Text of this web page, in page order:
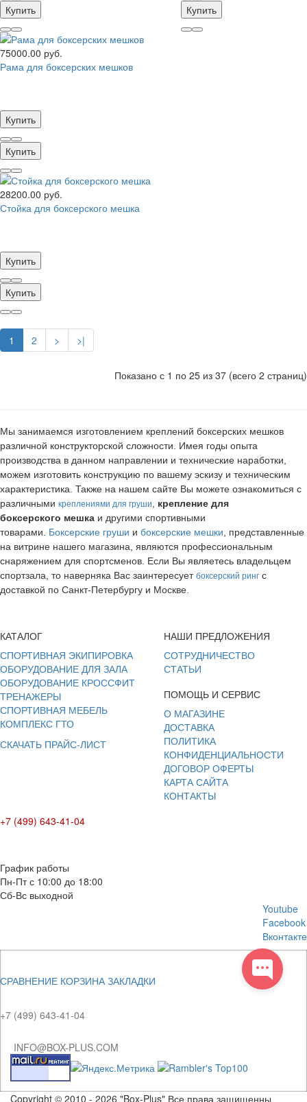
Купить Купить
75000.00 руб.
Рама для боксерских мешков
Купить
Купить
28200.00 руб.
Стойка для боксерского мешка
Купить
Купить
1 2 > >|
Показано с 1 по 25 из 37 (всего 2 страниц)
Мы занимаемся изготовлением креплений боксерских мешков
различной конструкторской сложности. Имея годы опыта
производства в данном направлении и технические наработки,
можем изготовить конструкцию по вашему эскизу и техническим
характеристика. Также на нашем сайте Вы можете ознакомиться с
различными креплениями для груши
крепление для
боксерского мешка и другими спортивными
товарами. Боксерские груши и боксерские мешки , представленные
на витрине нашего магазина, являются профессиональным
снаряжением для спортсменов. Если Вы являетесь владельцем
спортзала, то наверняка Вас заинтересует боксерский ринг с
доставкой по Санкт-Петербургу и Москве.
КАТАЛОГ
СПОРТИВНАЯ ЭКИПИРОВКА
ОБОРУДОВАНИЕ ДЛЯ ЗАЛА
ОБОРУДОВАНИЕ КРОССФИТ
ТРЕНАЖЕРЫ
СПОРТИВНАЯ МЕБЕЛЬ
КОМПЛЕКС ГТО
СКАЧАТЬ ПРАЙС-ЛИСТ
НАШИ ПРЕДЛОЖЕНИЯ
СОТРУДНИЧЕСТВО
СТАТЬИ
ПОМОЩЬ И СЕРВИС
О МАГАЗИНЕ
ДОСТАВКА
ПОЛИТИКА
КОНФИДЕНЦИАЛЬНОСТИ
ДОГОВОР ОФЕРТЫ
КАРТА САЙТА
КОНТАКТЫ
+7 (499) 643-41-04
График работы
Пн-Пт с 10:00 до 18:00
Сб-Вс выходной
Youtube
Facebook
Вконтакте
СРАВНЕНИЕ КОРЗИНАЗАКЛАДКИ
+7 (499) 643-41-04
INFO@BOX-PLUS.COM
Copyright © 2010 - 2026 "Box-Plus" Все права защищенны